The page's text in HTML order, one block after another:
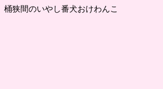
桶狭間のいやし番犬おけわんこ